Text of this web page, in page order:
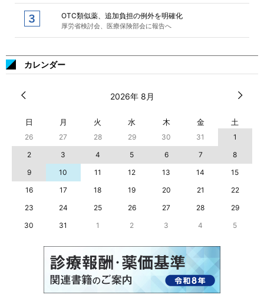
OTC類似薬、追加負担の例外を明確化
厚労省検討会、医療保険部会に報告へ
カレンダー
2026年 8月
日 月 火 水 木 金 土
26 27 28 29 30 31
1
2
3 4 5 6 7
8
9
10 11 12 13 14
15
16
17 18 19 20 21
22
23
24 25 26 27 28
29
30
31 1 2 3 4 5